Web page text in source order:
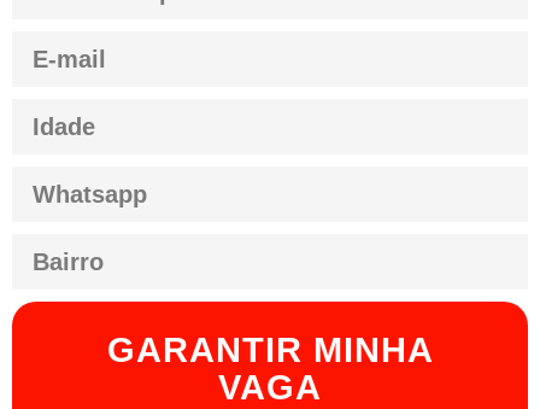
GARANTIR MINHA
VAGA